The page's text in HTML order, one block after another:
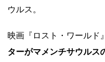
ウルス。
映画『ロスト・ワールド
ターがマメンチサウルス